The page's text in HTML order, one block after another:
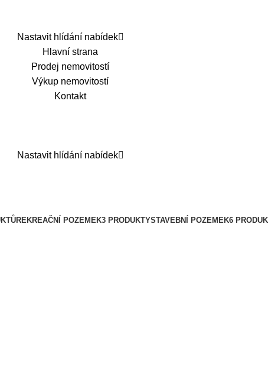
Nastavit hlídání nabídek
Hlavní strana
Prodej nemovitostí
Výkup nemovitostí
Kontakt
Nastavit hlídání nabídek
REKREAČNÍ POZEMEK3 PRODUKTYSTAVEBNÍ POZEMEK6